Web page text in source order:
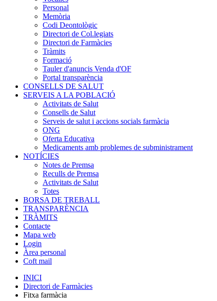
Personal
Memòria
Codi Deontològic
Directori de Col.legiats
Directori de Farmàcies
Tràmits
Formació
Tauler d'anuncis Venda d'OF
Portal transparència
CONSELLS DE SALUT
SERVEIS A LA POBLACIÓ
Activitats de Salut
Consells de Salut
Serveis de salut i accions socials farmàcia
ONG
Oferta Educativa
Medicaments amb problemes de subministrament
NOTÍCIES
Notes de Premsa
Reculls de Premsa
Activitats de Salut
Totes
BORSA DE TREBALL
TRANSPARÈNCIA
TRÀMITS
Contacte
Mapa web
Login
Àrea personal
Coft mail
INICI
Directori de Farmàcies
Fitxa farmàcia